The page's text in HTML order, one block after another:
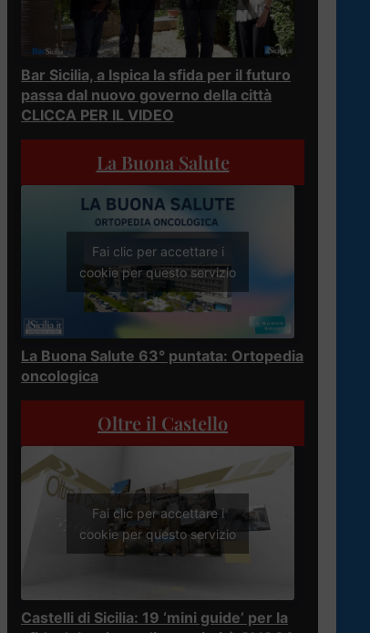
Bar Sicilia, a Ispica la sfida per il futuro
passa dal nuovo governo della città
CLICCA PER IL VIDEO
La Buona Salute
Fai clic per accettare i
cookie per questo servizio
La Buona Salute 63° puntata: Ortopedia
oncologica
Oltre il Castello
Fai clic per accettare i
cookie per questo servizio
Castelli di Sicilia: 19 ‘mini guide’ per la